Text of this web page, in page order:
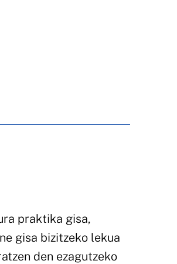
praktika gisa,
gisa bizitzeko lekua
den ezagutzeko